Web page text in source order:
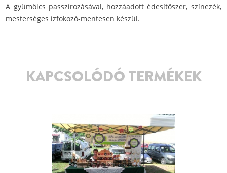
A gyümölcs passzírozásával, hozzáadott édesítőszer, színezék,
mesterséges ízfokozó-mentesen készül.
KAPCSOLÓDÓ TERMÉKEK